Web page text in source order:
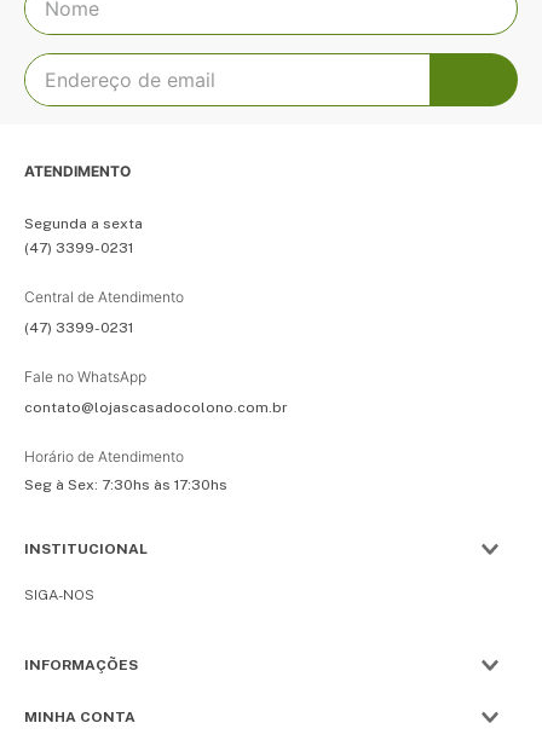
ATENDIMENTO
Segunda a sexta
(47) 3399-0231
Central de Atendimento
(47) 3399-0231
Fale no WhatsApp
contato@lojascasadocolono.com.br
Horário de Atendimento
Seg à Sex: 7:30hs às 17:30hs
INSTITUCIONAL
SIGA-NOS
INFORMAÇÕES
MINHA CONTA